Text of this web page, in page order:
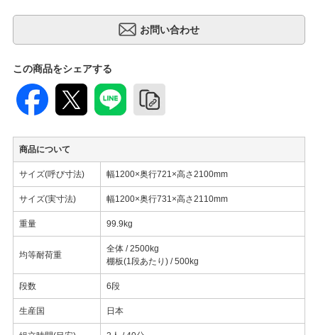
この商品をシェアする
商品について
サイズ(呼び寸法) 幅1200×奥行721×高さ2100mm
サイズ(実寸法) 幅1200×奥行731×高さ2110mm
重量 99.9kg
均等耐荷重
全体 / 2500kg
棚板(1段あたり) / 500kg
段数 6段
生産国 日本